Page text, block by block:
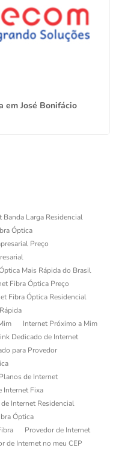
em José Bonifácio
Banda Larga Residencial
Óptica
Preço
Mais Rápida do Brasil
Fibra Óptica Preço
Fibra Óptica Residencial
Internet Próximo a Mim
Dedicado de Internet
para Provedor
de Internet
Internet Fixa
Internet Residencial
Óptica
Provedor de Internet
de Internet no meu CEP